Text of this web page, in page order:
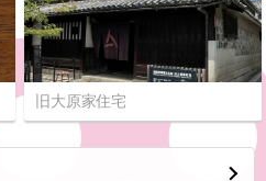
旧大原家住宅